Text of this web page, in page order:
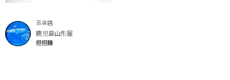
百貨店
鹿児島山形屋
担担麵